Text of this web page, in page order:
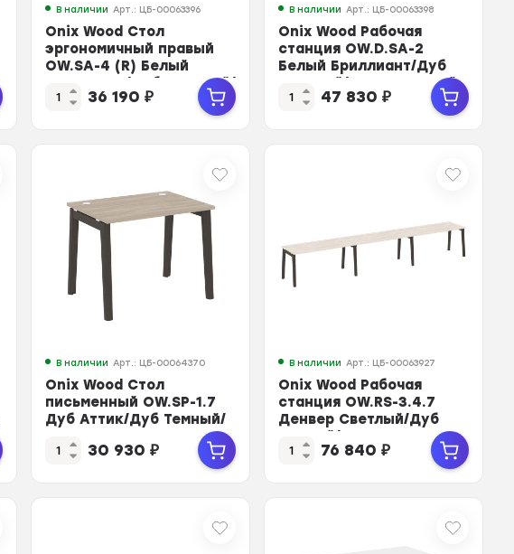
В наличии Арт.: ЦБ-00063396
Onix Wood Стол
эргономичный правый
OW.SA-4 (R) Белый
Бриллиант/Дуб Светлый/
Ме...
36 190₽
В наличии Арт.: ЦБ-00063398
Onix Wood Рабочая
станция OW.D.SA-2
Белый Бриллиант/Дуб
Светлый/Металл Белый
...
47 830₽
В наличии Арт.: ЦБ-00064370
Onix Wood Стол
письменный OW.SP-1.7
Дуб Аттик/Дуб Темный/
Металл Антрацит 980*...
30 930₽
В наличии Арт.: ЦБ-00063927
Onix Wood Рабочая
станция OW.RS-3.4.7
Денвер Светлый/Дуб
Темный/Металл
Антрац...76 840₽